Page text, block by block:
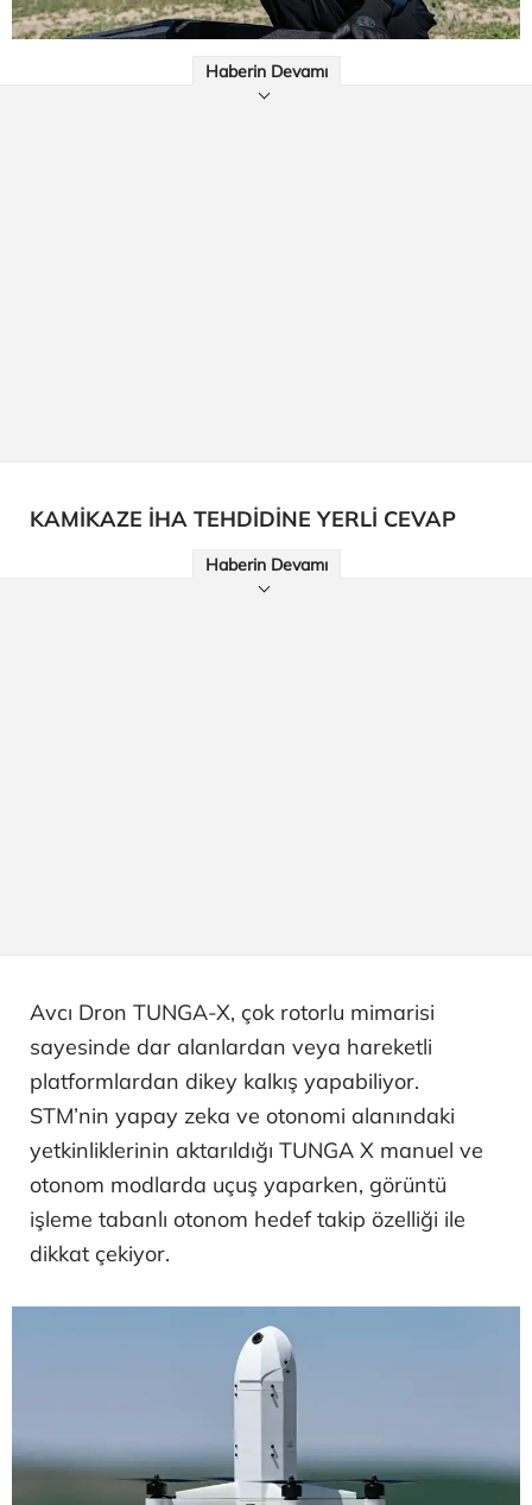
Haberin Devamı
KAMİKAZE İHA TEHDİDİNE YERLİ CEVAP
Haberin Devamı
Avcı Dron TUNGA-X, çok rotorlu mimarisi
sayesinde dar alanlardan veya hareketli
platformlardan dikey kalkış yapabiliyor.
STM’nin yapay zeka ve otonomi alanındaki
yetkinliklerinin aktarıldığı TUNGA X manuel ve
otonom modlarda uçuş yaparken, görüntü
işleme tabanlı otonom hedef takip özelliği ile
dikkat çekiyor.